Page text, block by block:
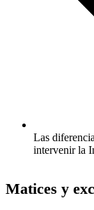
Las
intervenir la
Matices y